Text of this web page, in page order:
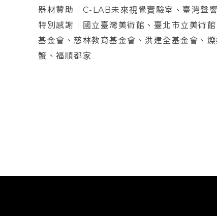
器材贊助｜C-LAB未來視覺實驗室、臺灣聲
特別感謝｜國立臺灣美術館、臺北市立美術
基金會、慈林教育基金會、洪建全基金會、
蟹、福順都家